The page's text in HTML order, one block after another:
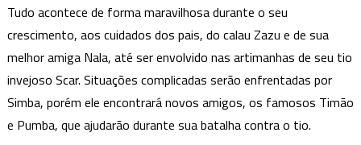
Tudo acontece de forma maravilhosa durante o seu
crescimento, aos cuidados dos pais, do calau Zazu e de sua
melhor amiga Nala, até ser envolvido nas artimanhas de seu tio
invejoso Scar. Situações complicadas serão enfrentadas por
Simba, porém ele encontrará novos amigos, os famosos Timão
e Pumba, que ajudarão durante sua batalha contra o tio.